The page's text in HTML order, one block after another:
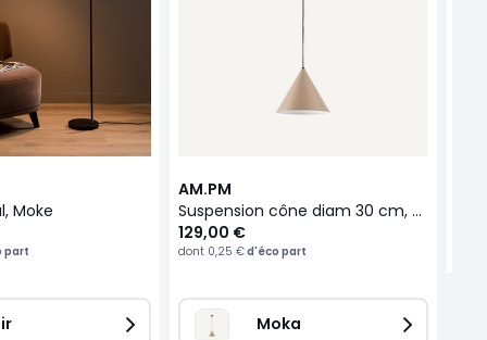
Moke
part
AM.PM
Suspension cône diam 30 cm, Moke
129,00 €
dont 0,25 €d'éco part
Moka